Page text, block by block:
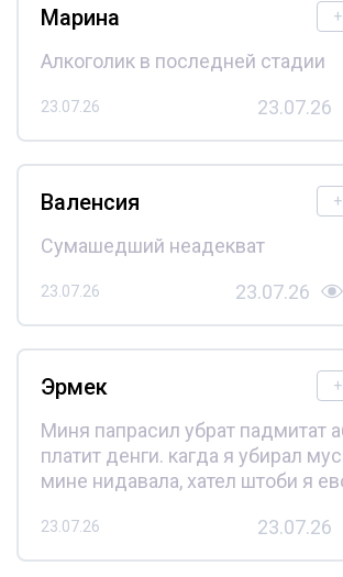
Марина
Алкоголик в последней стадии
23.07.26 23.07.26
Валенсия
Сумашедший неадекват
23.07.26 23.07.26
Эрмек
Миня папрасил убрат падмитат
платит денги. кагда я убирал
мине нидавала, хател штоби я
23.07.26 23.07.26